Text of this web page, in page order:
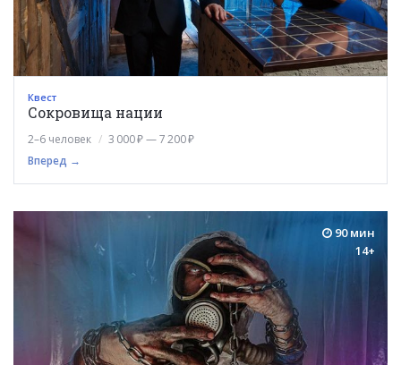
Квест
Сокровища нации
2–6 человек
3 000 ₽ — 7 200 ₽
Вперед →
90 мин
14+